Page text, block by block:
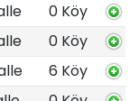
0 Köy
0 Köy
6 Köy